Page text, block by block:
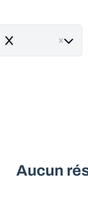
Remove
Aucun